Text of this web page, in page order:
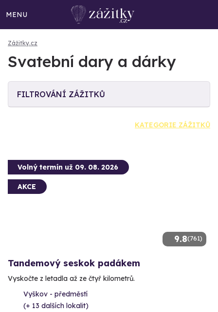
MENU
Zážitky.cz
Svatební dary a dárky
FILTROVÁNÍ ZÁŽITKŮ
KATEGORIE ZÁŽITKŮ
9.8(761)
Volný termín už 09. 08. 2026
AKCE
Tandemový seskok padákem
Vyskočte z letadla až ze čtyř kilometrů.
Vyškov - předměstí
(+ 13 dalších lokalit)